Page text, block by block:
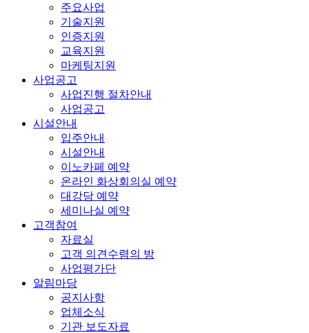
주요사업
기술지원
인증지원
교육지원
마케팅지원
사업공고
사업진행 절차안내
사업공고
시설안내
입주안내
시설안내
이노카페 예약
온라인 화상회의실 예약
대강당 예약
세미나실 예약
고객참여
자료실
고객 의견수렴의 방
사업평가단
알림마당
공지사항
업체소식
기관 보도자료